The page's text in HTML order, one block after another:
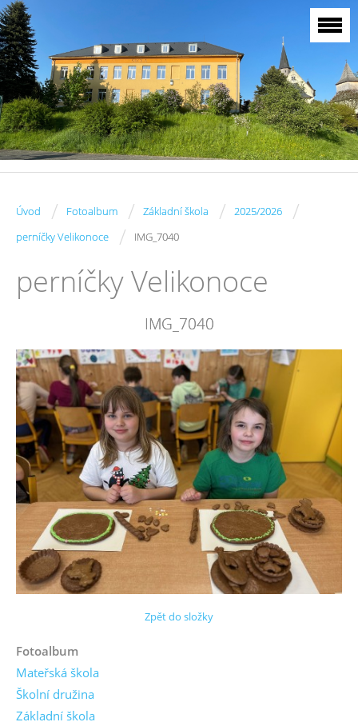
Úvod / Fotoalbum / Základní škola / 2025/2026 /
perníčky Velikonoce / IMG_7040
perníčky Velikonoce
IMG_7040
Zpět do složky
Fotoalbum
Mateřská škola
Školní družina
Základní škola